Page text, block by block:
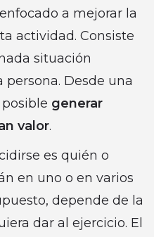
enfocado a mejorar la
actividad. Consiste
situación
Desde una
generar
valor.
es quién o
en uno o en varios
depende de la
dar al ejercicio. El